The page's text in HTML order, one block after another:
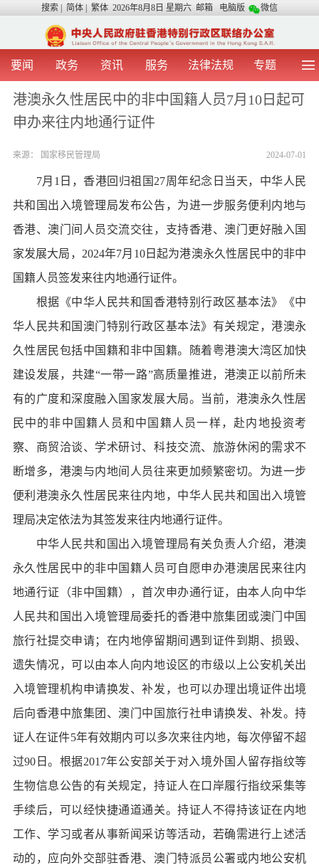
搜索 简体 繁体 2026年8月8日 星期六 邮箱 电脑版 微信
要闻 政务 资讯 服务 法律法规 专题
首 页 图 片 视 频 中央声音
我办动态 两地交流
办证指引
港澳永久性居民中的非中国籍人员7月10日起可
申办来往内地通行证件
2024-07-01
来源： 国家移民管理局
7月1日，香港回归祖国27周年纪念日当天，中华人民
共和国出入境管理局发布公告，为进一步服务便利内地与
香港、澳门间人员交流交往，支持香港、澳门更好融入国
家发展大局，2024年7月10日起为港澳永久性居民中的非中
国籍人员签发来往内地通行证件。
根据《中华人民共和国香港特别行政区基本法》《中
华人民共和国澳门特别行政区基本法》有关规定，港澳永
久性居民包括中国籍和非中国籍。随着粤港澳大湾区加快
建设发展，共建“一带一路”高质量推进，港澳正以前所未
有的广度和深度融入国家发展大局。当前，港澳永久性居
民中的非中国籍人员和中国籍人员一样，赴内地投资考
察、商贸洽谈、学术研讨、科技交流、旅游休闲的需求不
断增多，港澳与内地间人员往来更加频繁密切。为进一步
便利港澳永久性居民来往内地，中华人民共和国出入境管
理局决定依法为其签发来往内地通行证件。
中华人民共和国出入境管理局有关负责人介绍，港澳
永久性居民中的非中国籍人员可自愿申办港澳居民来往内
地通行证（非中国籍），首次申办通行证，由本人向中华
人民共和国出入境管理局委托的香港中旅集团或澳门中国
旅行社提交申请；在内地停留期间遇到证件到期、损毁、
遗失情况，可以由本人向内地设区的市级以上公安机关出
入境管理机构申请换发、补发，也可以办理出境证件出境
后向香港中旅集团、澳门中国旅行社申请换发、补发。持
证人在证件5年有效期内可以多次来往内地，每次停留不超
过90日。根据2017年公安部关于对入境外国人留存指纹等
生物信息公告的有关规定，持证人在口岸履行指纹采集等
手续后，可以经快捷通道通关。持证人不得持该证在内地
工作、学习或者从事新闻采访等活动，若确需进行上述活
动的，应向外交部驻香港、澳门特派员公署或内地公安机